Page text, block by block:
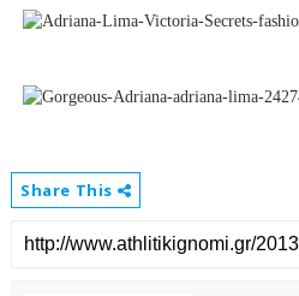
Share This